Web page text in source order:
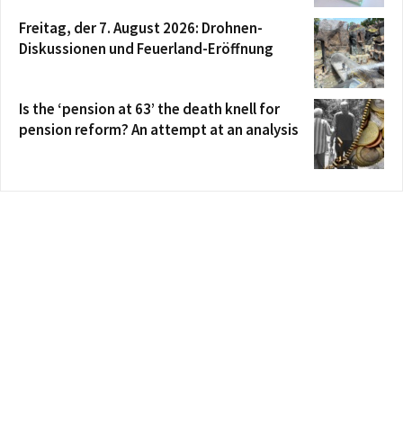
Freitag, der 7. August 2026: Drohnen-
Diskussionen und Feuerland-Eröffnung
Is the ‘pension at 63’ the death knell for
pension reform? An attempt at an analysis